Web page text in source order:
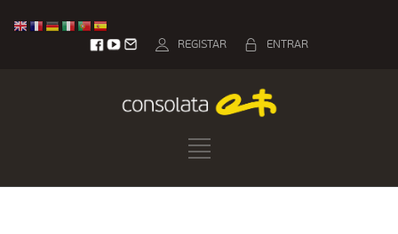
ENTRAR
REGISTAR